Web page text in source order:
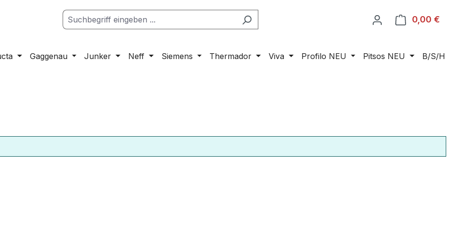
0,00 €
Gaggenau Junker Neff Siemens Thermador Viva Profilo NEU Pitsos NEU B/S/H